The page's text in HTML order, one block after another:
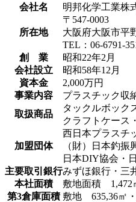
会社名 明邦化学工業株
所在地
〒547-0003
大阪府大阪市平
TEL：06-6791-
創 業
昭和22年2月
会社設立
昭和58年12月
資本金
2,000万円
事業内容
プラスチック収
取扱商品
タックルボック
クラフトケース
加盟団体
西日本プラスチ
（財）日本釣
日本DIY協会・
主要取引銀行みずほ銀行・三
本社面積
敷地面積
第3倉庫面積 敷地 635,36㎡